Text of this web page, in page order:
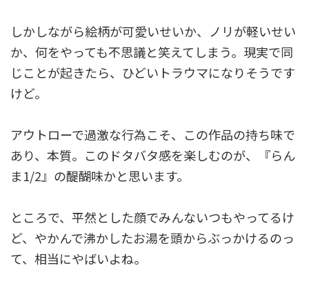
しかしながら絵柄が可愛いせいか、ノリが軽いせい
か、何をやっても不思議と笑えてしまう。現実で同
じことが起きたら、ひどいトラウマになりそうです
けど。
アウトローで過激な行為こそ、この作品の持ち味で
あり、本質。このドタバタ感を楽しむのが、『らん
ま1/2』の醍醐味かと思います。
ところで、平然とした顔でみんないつもやってるけ
ど、やかんで沸かしたお湯を頭からぶっかけるのっ
て、相当にやばいよね。